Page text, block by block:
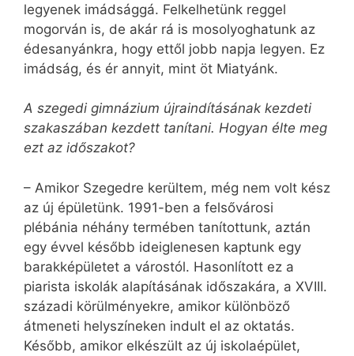
legyenek imádsággá. Felkelhetünk reggel
mogorván is, de akár rá is mosolyoghatunk az
édesanyánkra, hogy ettől jobb napja legyen. Ez
imádság, és ér annyit, mint öt Miatyánk.
A szegedi gimnázium újraindításának kezdeti
szakaszában kezdett tanítani. Hogyan élte meg
ezt az időszakot?
– Amikor Szegedre kerültem, még nem volt kész
az új épületünk. 1991-ben a felsővárosi
plébánia néhány termében tanítottunk, aztán
egy évvel később ideiglenesen kaptunk egy
barakképületet a várostól. Hasonlított ez a
piarista iskolák alapításának időszakára, a XVIII.
századi körülményekre, amikor különböző
átmeneti helyszíneken indult el az oktatás.
Később, amikor elkészült az új iskolaépület,